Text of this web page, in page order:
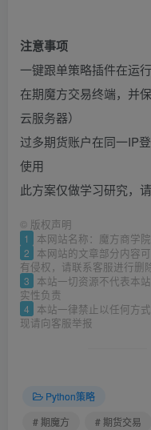
注意事项
一键跟单策略插件在运
在期魔方交易终端，并
云服务器）
过多期货账户在同一IP
使用
此方案仅做学习研究，
© 版权声明
1 本网站名称：魔方商学院
2
本网站的文章部分内容
有侵权，请联系客服进行删
3
本站一切资源不代表本
实性负责
4
本站一律禁止以任何方
现请向客服举报
Python策略
# 期魔方
# 期货交易